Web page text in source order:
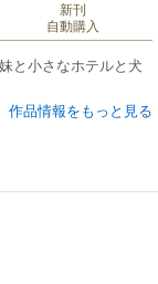
新刊
自動購入
と小さなホテルと犬
作品情報をもっと見る